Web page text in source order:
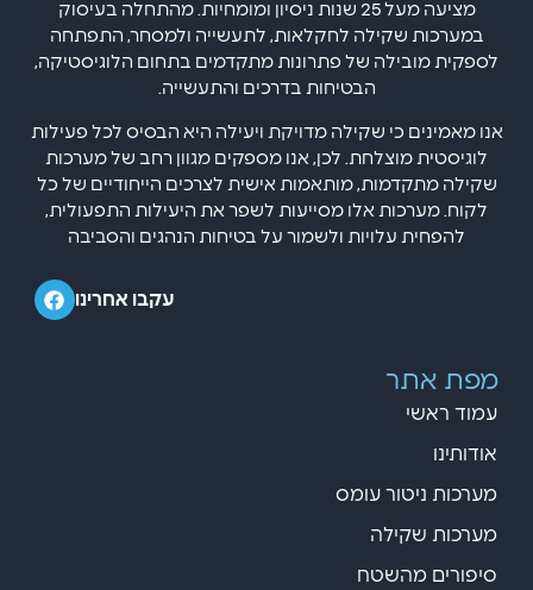
מציעה מעל 25 שנות ניסיון ומומחיות. מהתחלה בעיסוק
במערכות שקילה לחקלאות, לתעשייה ולמסחר, התפתחה
לספקית מובילה של פתרונות מתקדמים בתחום הלוגיסטיקה,
הבטיחות בדרכים והתעשייה.
אנו מאמינים כי שקילה מדויקת ויעילה היא הבסיס לכל פעילות
לוגיסטית מוצלחת. לכן, אנו מספקים מגוון רחב של מערכות
שקילה מתקדמות, מותאמות אישית לצרכים הייחודיים של כל
לקוח. מערכות אלו מסייעות לשפר את היעילות התפעולית,
להפחית עלויות ולשמור על בטיחות הנהגים והסביבה
עקבו אחרינו
מפת אתר
עמוד ראשי
אודותינו
מערכות ניטור עומס
מערכות שקילה
סיפורים מהשטח